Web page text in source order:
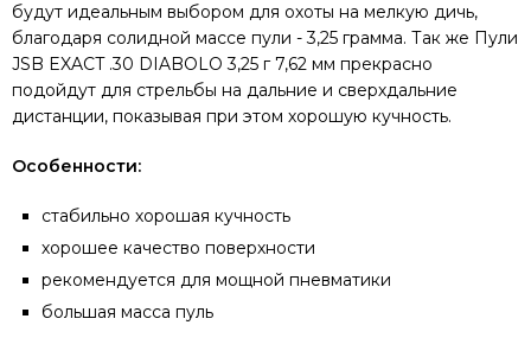
будут идеальным выбором для охоты на мелкую дичь,
благодаря солидной массе пули - 3,25 грамма. Так же Пули
JSB EXACT .30 DIABOLO 3,25 г 7,62 мм прекрасно
подойдут для стрельбы на дальние и сверхдальние
дистанции, показывая при этом хорошую кучность.
Особенности:
стабильно хорошая кучность
хорошее качество поверхности
рекомендуется для мощной пневматики
большая масса пуль